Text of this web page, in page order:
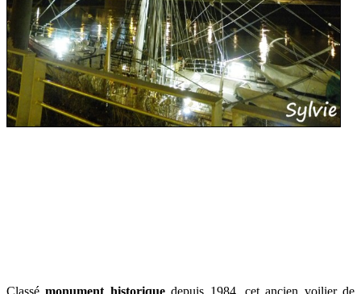
Classémonument historiquedepuis 1984, cet ancien voilier de